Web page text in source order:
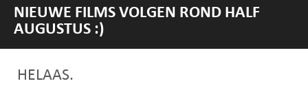
NIEUWE FILMS VOLGEN ROND HALF
AUGUSTUS :)
HELAAS.